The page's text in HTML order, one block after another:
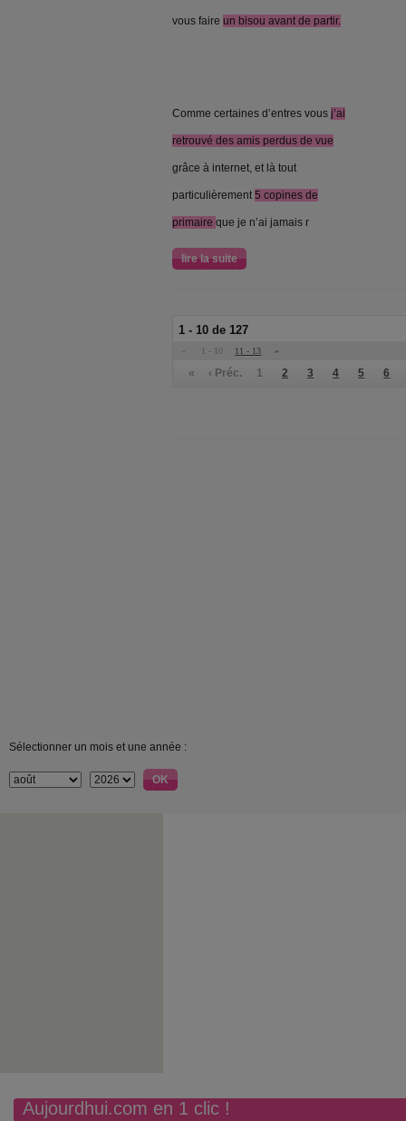
vous faire un bisou avant de partir.
Comme certaines d’entres vous j’ai
retrouvé des amis perdus de vue
grâce à internet, et là tout
particulièrement 5 copines de
primaire que je n’ai jamais r
lire la suite
1 - 10 de 127
« 1 - 10 11 - 13 »
« ‹ Préc. 1 2 3 4 5 6
Sélectionner un mois et une année :
Aujourdhui.com en 1 clic !